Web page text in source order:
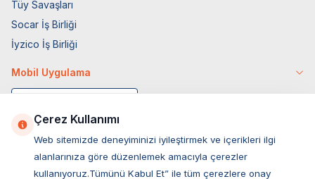
Tüy Savaşları
Socar İş Birliği
İyzico İş Birliği
Mobil Uygulama
Çerez Kullanımı
Web sitemizde deneyiminizi iyileştirmek ve içerikleri ilgi
alanlarınıza göre düzenlemek amacıyla çerezler
kullanıyoruz.Tümünü Kabul Et” ile tüm çerezlere onay